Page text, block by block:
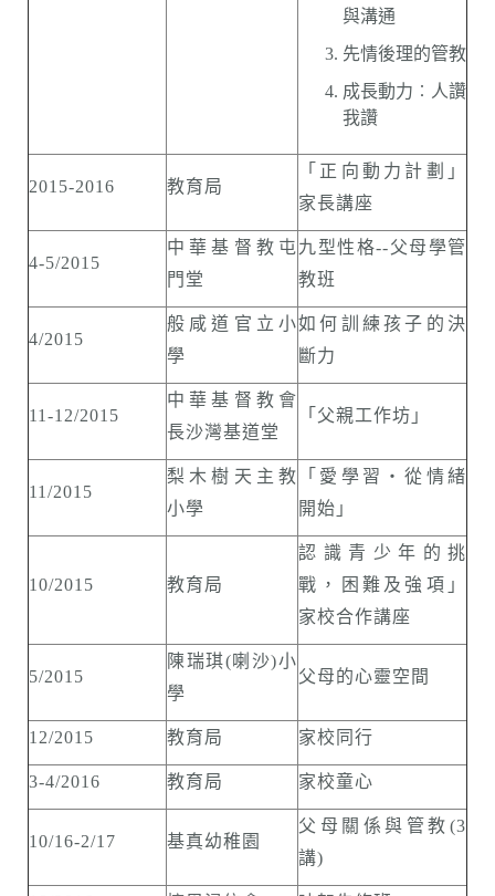
與溝通
先情後理的管教
成長動力︰人讚
我讚
2015-2016 教育局
「正向動力計劃」
家長講座
4-5/2015
中華基督教屯
門堂
九型性格--父母學管
教班
4/2015
般咸道官立小
學
如何訓練孩子的決
斷力
11-12/2015
中華基督教會
長沙灣基道堂
「父親工作坊」
11/2015
梨木樹天主教
小學
「愛學習‧從情緒
開始」
10/2015 教育局
認識青少年的挑
戰，困難及強項」
家校合作講座
5/2015
陳瑞琪(喇沙)小
學
父母的心靈空間
12/2015 教育局 家校同行
3-4/2016 教育局 家校童心
10/16-2/17 基真幼稚園
父母關係與管教(3
講)